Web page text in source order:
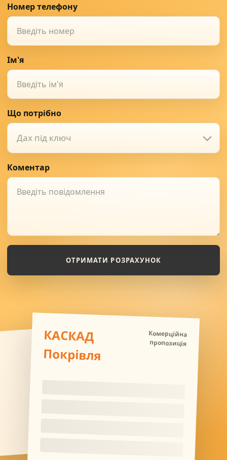
Номер телефону
Ім'я
Що потрібно
Дах під ключ
Коментар
ОТРИМАТИ РОЗРАХУНОК
КАСКАД
Покрівля
Комерційна
пропозиція